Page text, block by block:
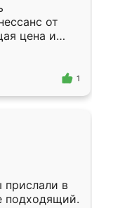
от
цена и
Приехавший
1
прислали в
подходящий.